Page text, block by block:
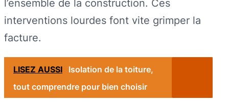
l’ensemble de la construction. Ces
interventions lourdes font vite grimper la
facture.
LISEZ AUSSI
Isolation de la toiture,
tout comprendre pour bien choisir